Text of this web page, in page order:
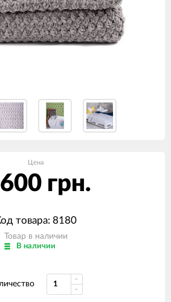
Цена
грн.
товара: 8180
Товар в наличии
В наличии